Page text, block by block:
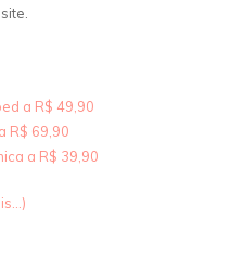
a R$ 49,90
R$ 69,90
a R$ 39,90